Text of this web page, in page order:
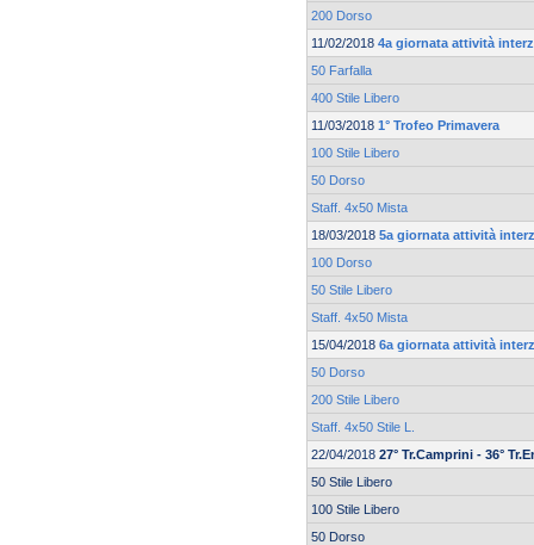
200 Dorso
11/02/2018 4a giornata attività
50 Farfalla
400 Stile Libero
11/03/2018 1° Trofeo Primavera
100 Stile Libero
50 Dorso
Staff. 4x50 Mista
18/03/2018 5a giornata attività
100 Dorso
50 Stile Libero
Staff. 4x50 Mista
15/04/2018 6a giornata attività
50 Dorso
200 Stile Libero
Staff. 4x50 Stile L.
22/04/2018 27° Tr.Camprini - 36°
50 Stile Libero
100 Stile Libero
50 Dorso